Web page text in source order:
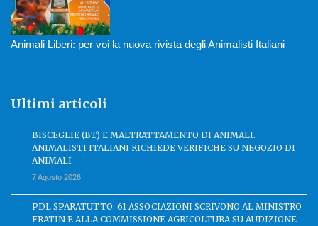
Animali Liberi: per voi la nuova rivista degli Animalisti Italiani
Ultimi articoli
BISCEGLIE (BT) E MALTRATTAMENTO DI ANIMALI.
ANIMALISTI ITALIANI RICHIEDE VERIFICHE SU NEGOZIO DI
ANIMALI
7 Agosto 2026
PDL SPARATUTTO: 61 ASSOCIAZIONI SCRIVONO AL MINISTRO
FRATIN E ALLA COMMISSIONE AGRICOLTURA SU AUDIZIONE